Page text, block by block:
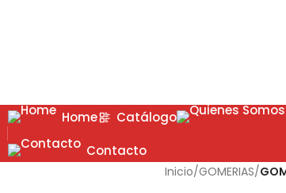
Home Catálogo
Contacto
Inicio/GOMERIAS/